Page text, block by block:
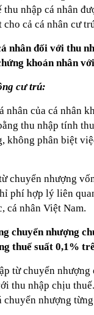
nhập cá nhân
cho cả cá nhân cư
nhân đối với thu
khoán nhân
cư trú:
nhân của cá nhân
thu nhập tính
không phân biệt
chuyển nhượng
phí hợp lý liên
cá nhân Việt Nam.
chuyển nhượng
thuế suất 0,1%
từ chuyển
thu nhập chịu
chuyển nhượng